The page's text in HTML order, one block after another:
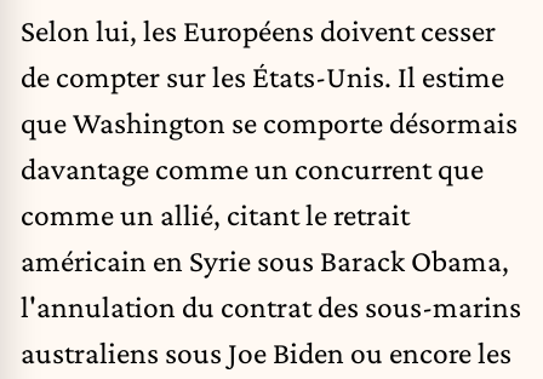
Selon lui, les Européens doivent cesser
de compter sur les États-Unis. Il estime
que Washington se comporte désormais
davantage comme un concurrent que
comme un allié, citant le retrait
américain en Syrie sous Barack Obama,
l'annulation du contrat des sous-marins
australiens sous Joe Biden ou encore les